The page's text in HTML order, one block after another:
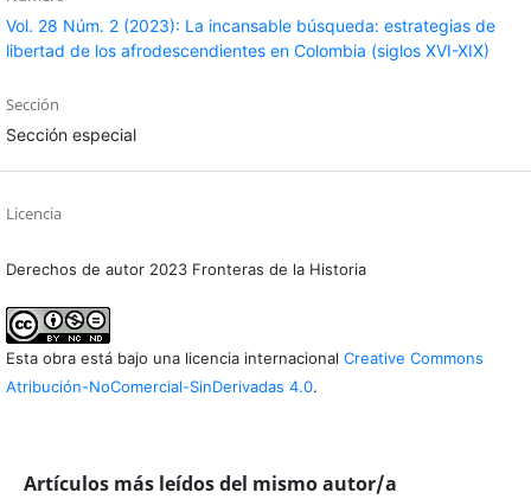
Vol. 28 Núm. 2 (2023): La incansable búsqueda: estrategias de
libertad de los afrodescendientes en Colombia (siglos XVI-XIX)
Sección
Sección especial
Licencia
Derechos de autor 2023 Fronteras de la Historia
Esta obra está bajo una licencia internacional Creative Commons
Atribución-NoComercial-SinDerivadas 4.0.
Artículos más leídos del mismo autor/a